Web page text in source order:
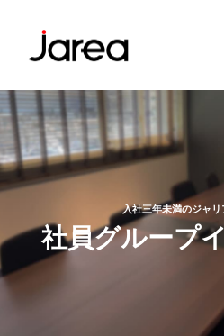
入社三年未満のジャ
社員グループ